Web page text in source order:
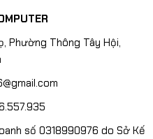
Phường Thông Tây Hội,
số 0318990976 do Sở Kế